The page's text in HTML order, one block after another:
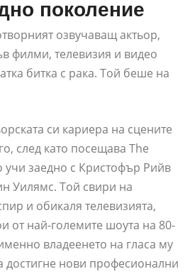
поколение
озвучаващ актьор,
филми, телевизия и видео
битка с рака. Той беше на
си кариера на сцените
след като посещава The
учи заедно с Кристофър Рийв
Уилямс. Той свири на
и обикаля телевизията,
от най-големите шоута на 80-
владеенето на гласа му
достигне нови професионални